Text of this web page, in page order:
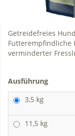
Getreidefreies
Futterempfindliche
verminderter
Ausführung
3,5 kg
11,5 kg